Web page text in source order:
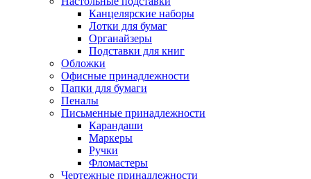
Канцелярские наборы
Лотки для бумаг
Органайзеры
Подставки для книг
Обложки
Офисные принадлежности
Папки для бумаги
Пеналы
Письменные принадлежности
Карандаши
Маркеры
Ручки
Фломастеры
Чертежные принадлежности